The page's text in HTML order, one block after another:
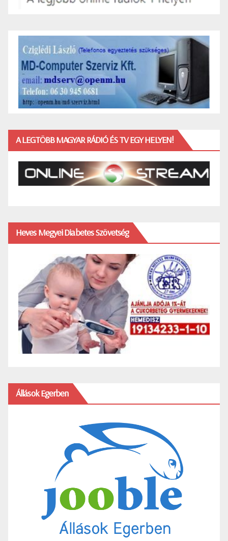
A LEGTÖBB MAGYAR RÁDIÓ ÉS TV EGY HELYEN!
Heves Megyei Diabetes Szövetség
Állások Egerben